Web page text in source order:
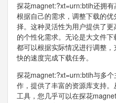
探花magnet:?xt=urn:btih还拥
根据自己的需求，调整下载的
择。这种灵活性为用户提供了
的个性化需求。无论是大文件
都可以根据实际情况进行调整
快的速度完成下载任务。
探花magnet:?xt=urn:btih与多
作，提供了丰富的资源库支持
工具，您几乎可以在探花